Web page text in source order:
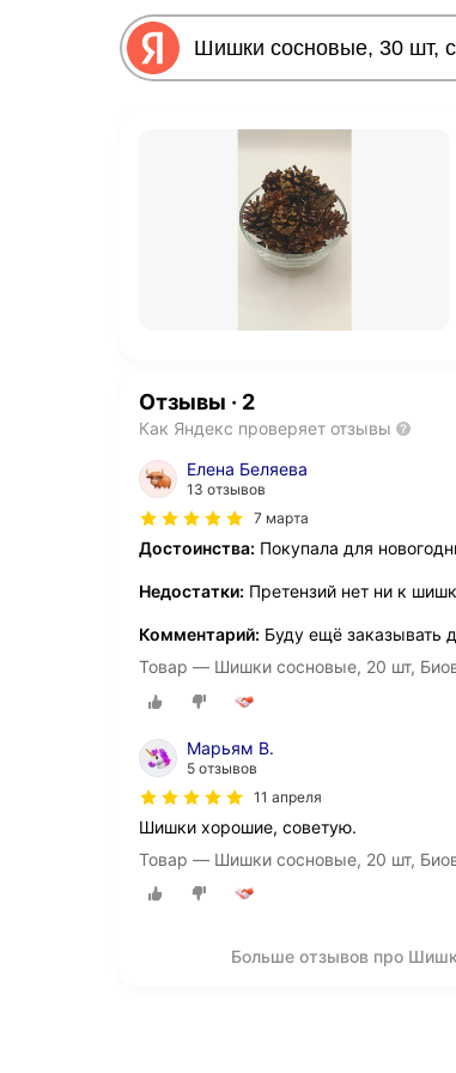
Отзывы · 2
Как Яндекс проверяет отзывы
Елена Беляева
13 отзывов
7 марта
Достоинства: Покупала для
Недостатки: Претензий нет ни к
Комментарий: Буду ещё заказывать
Товар — Шишки сосновые, 20 шт,
Марьям В.
5 отзывов
11 апреля
Шишки хорошие, советую.
Товар — Шишки сосновые, 20 шт,
Больше отзывов про